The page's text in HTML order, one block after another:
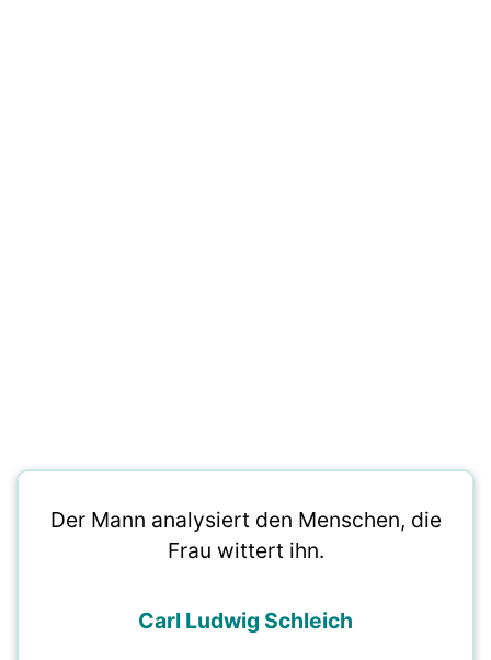
Der Mann analysiert den Menschen, die
Frau wittert ihn.
Carl Ludwig Schleich